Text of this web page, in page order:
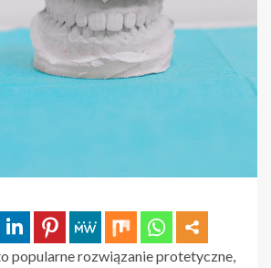
popularne rozwiązanie protetyczne,